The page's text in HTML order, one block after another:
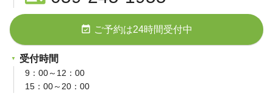
event_available ご予約は24時間受付中
受付時間
9：00～12：00
15：00～20：00